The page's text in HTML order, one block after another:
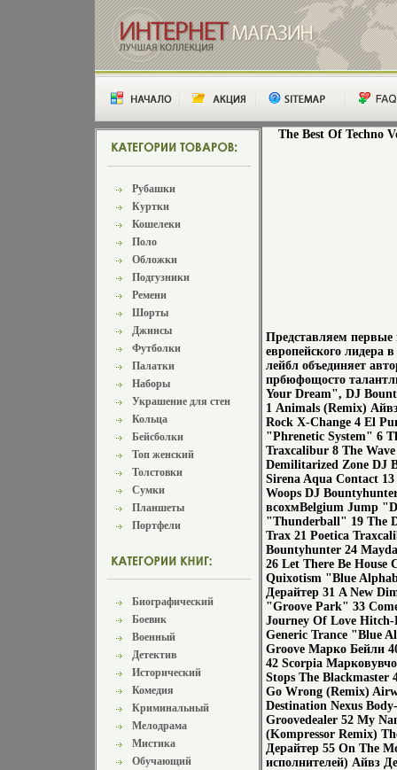
Рубашки
Куртки
Кошелеки
Поло
Обложки
Подгузники
Ремени
Шорты
Джинсы
Футболки
Палатки
Наборы
Украшение для стен
Кольца
Бейсболки
Топ женский
Толстовки
Сумки
Планшеты
Портфели
Биографический
Боевик
Военный
Детектив
Исторический
Комедия
Криминальный
Мелодрама
Мистика
Обучающий
The Best Of Techno
Представляем первые
европейского лидера
лейбл объединяет
прбюфощосто
Your Dream", DJ
1 Animals (Remix)
Rock X-Change 4 El
"Phrenetic System" 6
Traxcalibur 8 The
Demilitarized Zone DJ
Sirena Aqua Contact
Woops DJ
всохмBelgium Jump
"Thunderball" 19 The
Trax 21 Poetica
Bountyhunter 24
26 Let There Be House
Quixotism "Blue
Дерайтер 31 A New
"Groove Park" 33
Journey Of Love
Generic Trance "Blue
Groove Марко Бейли
42 Scorpia
Stops The Blackmaster
Go Wrong (Remix)
Destination Nexus
Groovedealer 52 My
(Kompressor Remix)
Дерайтер 55 On The
исполнителей) Айвз